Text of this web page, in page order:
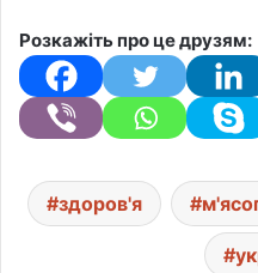
Розкажіть про це друзям:
здоров'я